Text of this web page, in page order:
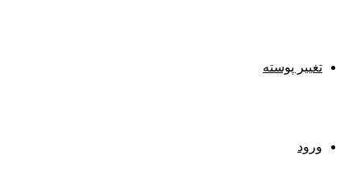
تغییر پوسته
ورود